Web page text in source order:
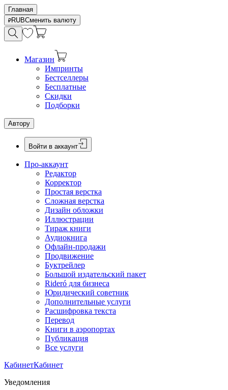
Главная
RUBСменить валюту
Магазин
Импринты
Бестселлеры
Бесплатные
Скидки
Подборки
Автору
Войти в аккаунт
Про-аккаунт
Редактор
Корректор
Простая верстка
Сложная верстка
Дизайн обложки
Иллюстрации
Тираж книги
Аудиокнига
Офлайн-продажи
Продвижение
Буктрейлер
Большой издательский пакет
Rideró для бизнеса
Юридический советник
Дополнительные услуги
Расшифровка текста
Перевод
Книги в аэропортах
Публикация
Все услуги
КабинетКабинет
Уведомления